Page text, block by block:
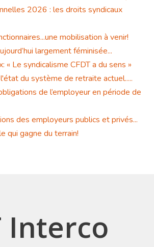
2026 : les droits syndicaux
mobilisation à venir!
largement féminisée...
« Le syndicalisme CFDT a du sens »
du système de retraite actuel.....
de l’employeur en période de
des employeurs publics et privés...
qui gagne du terrain!
Interco